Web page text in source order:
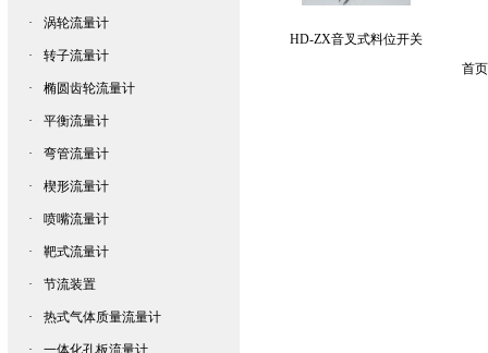
· 涡轮流量计
· 转子流量计
· 椭圆齿轮流量计
· 平衡流量计
· 弯管流量计
· 楔形流量计
· 喷嘴流量计
· 靶式流量计
· 节流装置
· 热式气体质量流量计
· 一体化孔板流量计
HD-ZX音叉式料位开关
首